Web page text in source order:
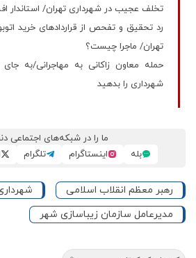
تخلف عجیب در شهرداری تهران/ استاندار
رد تحقیق و تفحص از قراردادهای خرید
تهران/ ماجرا چیست؟
حمله معاون زاکانی به مهاجرانی/به
شهرداری را بدهید
ما را در شبکه‌های اجتماعی
بله
اینستاگرام تلگرام
رهبر معظم انقلاب اسلامی
مدیرعامل سازمان زیباسازی شهر